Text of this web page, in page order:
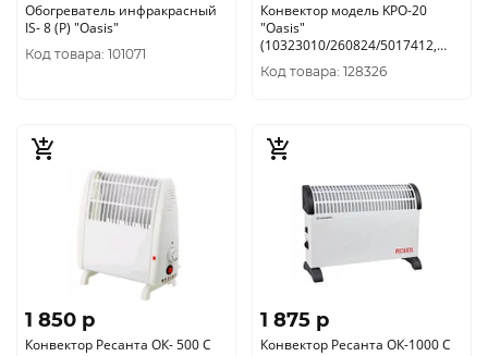
Обогреватель инфракрасный
IS- 8 (P) "Oasis"
Код товара: 101071
Конвектор модель KPO-20
"Oasis"
(10323010/260824/5017412,
КИТАЙ )
Код товара: 128326
1 850 p
Конвектор Ресанта ОК- 500 С
1 875 p
Конвектор Ресанта ОК-1000 С